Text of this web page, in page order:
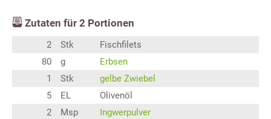
Zutaten für 2 Portionen
2 Stk
Fischfilets
80
g
Erbsen
1
Stk
gelbe Zwiebel
5
EL
Olivenöl
2
Msp
Ingwerpulver